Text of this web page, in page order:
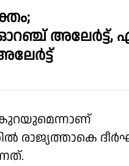
അലേർട്ട്,
രാജ്യത്താകെ